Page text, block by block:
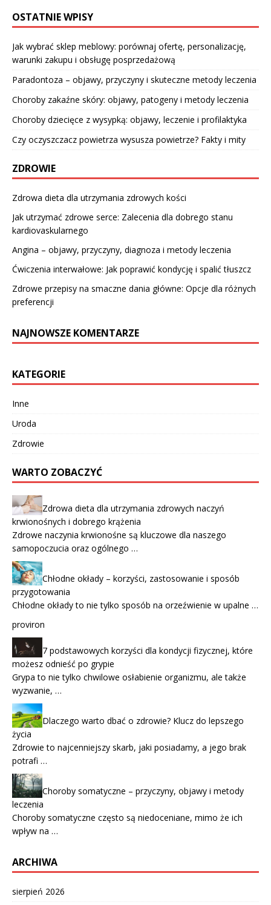
OSTATNIE WPISY
Jak wybrać sklep meblowy: porównaj ofertę, personalizację,
warunki zakupu i obsługę posprzedażową
Paradontoza – objawy, przyczyny i skuteczne metody leczenia
Choroby zakaźne skóry: objawy, patogeny i metody leczenia
Choroby dziecięce z wysypką: objawy, leczenie i profilaktyka
Czy oczyszczacz powietrza wysusza powietrze? Fakty i mity
ZDROWIE
Zdrowa dieta dla utrzymania zdrowych kości
Jak utrzymać zdrowe serce: Zalecenia dla dobrego stanu
kardiovaskularnego
Angina – objawy, przyczyny, diagnoza i metody leczenia
Ćwiczenia interwałowe: Jak poprawić kondycję i spalić tłuszcz
Zdrowe przepisy na smaczne dania główne: Opcje dla różnych
preferencji
NAJNOWSZE KOMENTARZE
KATEGORIE
Inne
Uroda
Zdrowie
WARTO ZOBACZYĆ
Zdrowa dieta dla utrzymania zdrowych naczyń
krwionośnych i dobrego krążenia
Zdrowe naczynia krwionośne są kluczowe dla naszego
samopoczucia oraz ogólnego …
Chłodne okłady – korzyści, zastosowanie i sposób
przygotowania
Chłodne okłady to nie tylko sposób na orzeźwienie w upalne …
proviron
7 podstawowych korzyści dla kondycji fizycznej, które
możesz odnieść po grypie
Grypa to nie tylko chwilowe osłabienie organizmu, ale także
wyzwanie, …
Dlaczego warto dbać o zdrowie? Klucz do lepszego
życia
Zdrowie to najcenniejszy skarb, jaki posiadamy, a jego brak
potrafi …
Choroby somatyczne – przyczyny, objawy i metody
leczenia
Choroby somatyczne często są niedoceniane, mimo że ich
wpływ na …
ARCHIWA
sierpień 2026